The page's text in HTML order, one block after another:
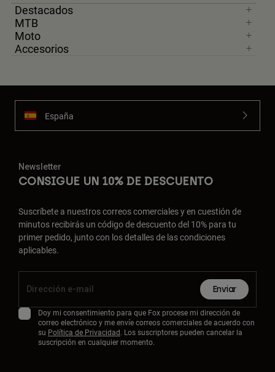
Destacados
MTB
Moto
Accesorios
España
Newsletter
CONSIGUE UN 10% DE DESCUENTO
Suscríbete a nuestros correos comerciales y en cuestión de
minutos recibirás un código de descuento del 10% para tu
primer pedido, junto con los detalles de las condiciones
aplicables.
Enviar
Doy mi consentimiento para que Fox procese mi dirección de
correo electrónico y me envíe correos comerciales de acuerdo con
su Política de Privacidad. Los suscriptores pueden cancelar la
suscripción en cualquier momento.